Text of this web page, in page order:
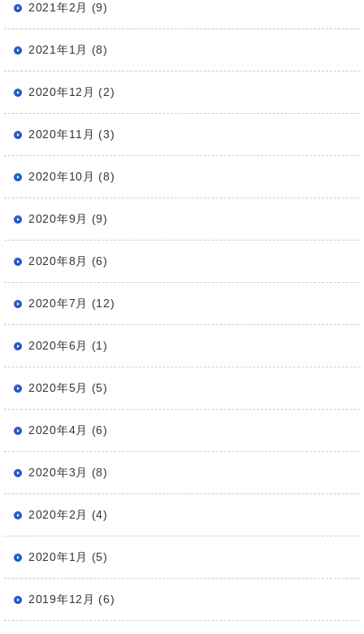
2021年2月 (9)
2021年1月 (8)
2020年12月 (2)
2020年11月 (3)
2020年10月 (8)
2020年9月 (9)
2020年8月 (6)
2020年7月 (12)
2020年6月 (1)
2020年5月 (5)
2020年4月 (6)
2020年3月 (8)
2020年2月 (4)
2020年1月 (5)
2019年12月 (6)